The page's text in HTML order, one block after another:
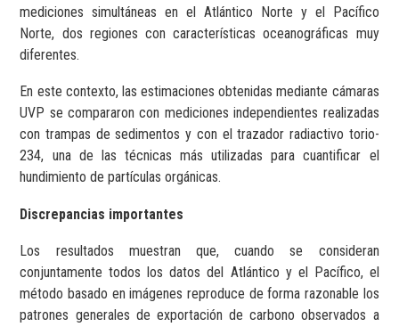
mediciones simultáneas en el Atlántico Norte y el Pacífico
Norte, dos regiones con características oceanográficas muy
diferentes.
En este contexto, las estimaciones obtenidas mediante cámaras
UVP se compararon con mediciones independientes realizadas
con trampas de sedimentos y con el trazador radiactivo torio-
234, una de las técnicas más utilizadas para cuantificar el
hundimiento de partículas orgánicas.
Discrepancias importantes
Los resultados muestran que, cuando se consideran
conjuntamente todos los datos del Atlántico y el Pacífico, el
método basado en imágenes reproduce de forma razonable los
patrones generales de exportación de carbono observados a